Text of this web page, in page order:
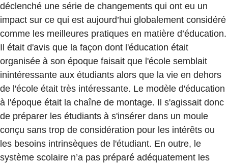
déclenché une série de changements qui ont eu un
impact sur ce qui est aujourd’hui globalement considéré
comme les meilleures pratiques en matière d’éducation.
Il était d'avis que la façon dont l'éducation était
organisée à son époque faisait que l'école semblait
inintéressante aux étudiants alors que la vie en dehors
de l'école était très intéressante. Le modèle d'éducation
à l'époque était la chaîne de montage. Il s'agissait donc
de préparer les étudiants à s'insérer dans un moule
conçu sans trop de considération pour les intérêts ou
les besoins intrinsèques de l'étudiant. En outre, le
système scolaire n’a pas préparé adéquatement les